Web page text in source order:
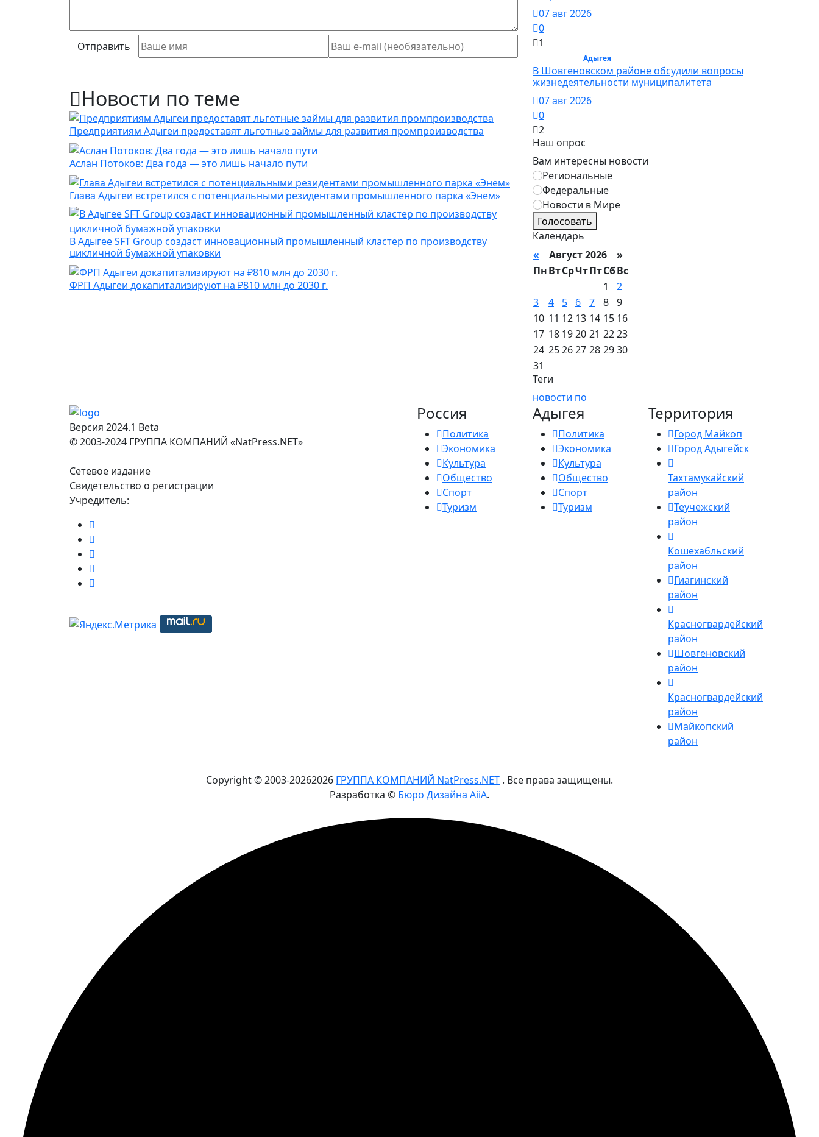
Отправить
Новости по теме
Предприятиям Адыгеи предоставят льготные займы для развития промпроизводства
Аслан Потоков: Два года — это лишь начало пути
Глава Адыгеи встретился с потенциальными резидентами промышленного парка «Энем»
В Адыгее SFT Group создаст инновационный промышленный кластер по производству
цикличной бумажной упаковки
ФРП Адыгеи докапитализируют на ₽810 млн до 2030 г.
07 авг 2026
0
1
Адыгея/ Общество
В Шовгеновском районе обсудили вопросы
жизнедеятельности муниципалитета
07 авг 2026
0
2
Наш опрос
Вам интересны новости
Региональные
Федеральные
Новости в Мире
Голосовать
Календарь
« Август 2026 »
ПнВтСрЧтПтСбВс
1
2
3
4 5 6 7 8 9
10 11 12 13 14 15 16
17 18 1920 21 2223
24 252627 28 2930
31
Теги
новости по
Версия 2024.1 Beta
© 2003-2024 ГРУППА КОМПАНИЙ «NatPress.NET»
Сетевое издание
Свидетельство о регистрации
Учредитель:
Россия
Политика
Экономика
Культура
Общество
Спорт
Туризм
Адыгея
Политика
Экономика
Культура
Общество
Спорт
Туризм
Территория
Город Майкоп
Город Адыгейск
Тахтамукайский
район
Теучежский
район
Кошехабльский
район
Гиагинский
район
Красногвардейский
район
Шовгеновский
район
Красногвардейский
район
Майкопский
район
Copyright © 2003-20262026 ГРУППА КОМПАНИЙ NatPress.NET . Все права защищены.
Разработка © Бюро Дизайна AiiA.